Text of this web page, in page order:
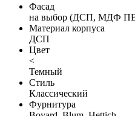
Фасад
на выбор (ДСП, МДФ
Материал корпуса
ДСП
Цвет
<
Темный
Стиль
Классический
Фурнитура